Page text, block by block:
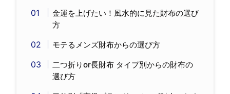
金運を上げたい！風水的に見た財布の選び
方
モテるメンズ財布からの選び方
二つ折りor長財布 タイプ別からの財布の
選び方